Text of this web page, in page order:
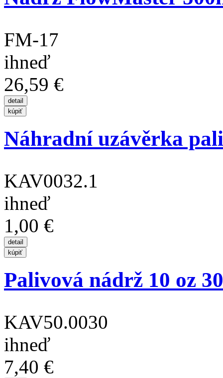
FM-17
ihneď
26,59 €
Náhradní uzávěrka
KAV0032.1
ihneď
1,00 €
Palivová nádrž 10 oz
KAV50.0030
ihneď
7,40 €